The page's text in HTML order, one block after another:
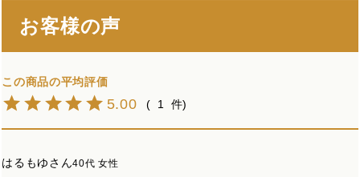
お客様の声
5.00 1
はるもゆ 40代 女性